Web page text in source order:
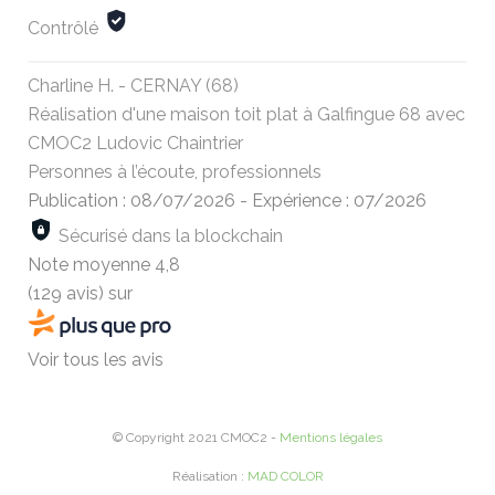
Contrôlé
Charline H. - CERNAY (68)
Réalisation d'une maison toit plat à Galfingue 68 avec
CMOC2 Ludovic Chaintrier
Personnes à l’écoute, professionnels
Publication : 08/07/2026 - Expérience : 07/2026
Sécurisé dans la blockchain
Note moyenne 4,8
(129 avis) sur
Voir tous les avis
© Copyright 2021 CMOC2 - Mentions légales
Réalisation : MAD COLOR